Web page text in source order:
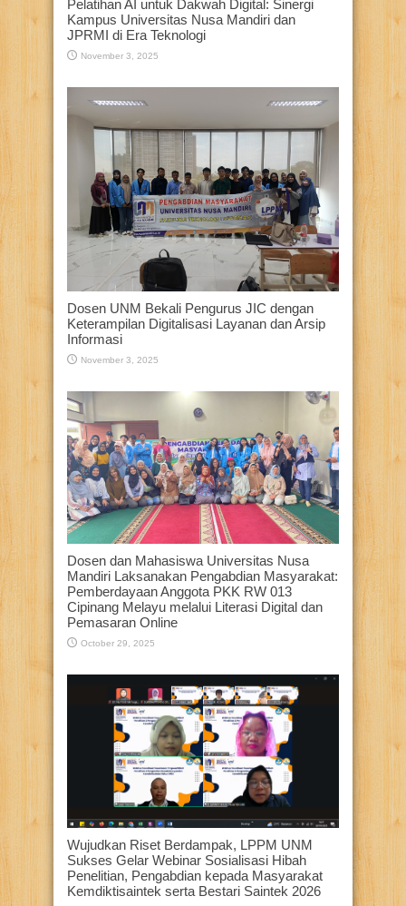
Pelatihan AI untuk Dakwah Digital: Sinergi
Kampus Universitas Nusa Mandiri dan
JPRMI di Era Teknologi
November 3, 2025
Dosen UNM Bekali Pengurus JIC dengan
Keterampilan Digitalisasi Layanan dan Arsip
Informasi
November 3, 2025
Dosen dan Mahasiswa Universitas Nusa
Mandiri Laksanakan Pengabdian Masyarakat:
Pemberdayaan Anggota PKK RW 013
Cipinang Melayu melalui Literasi Digital dan
Pemasaran Online
October 29, 2025
Wujudkan Riset Berdampak, LPPM UNM
Sukses Gelar Webinar Sosialisasi Hibah
Penelitian, Pengabdian kepada Masyarakat
Kemdiktisaintek serta Bestari Saintek 2026